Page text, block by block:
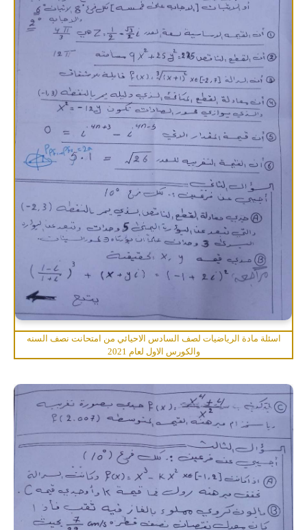
اسئلة مادة الرياضيات لصف السادس الاحيائي من امتحانت نصف السنه
والكورس الاول لعام 2021